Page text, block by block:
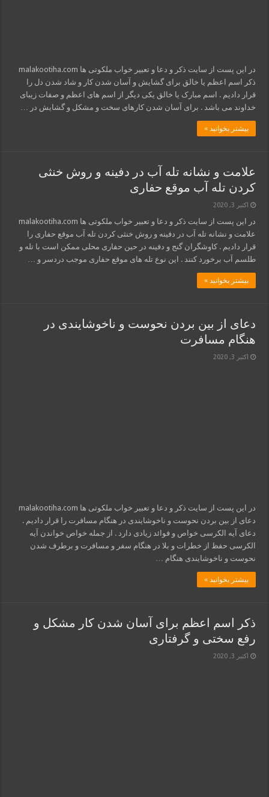
در این پست از سایت ذکر و دعا و تعبیر خواب ملکوتی ها malakootiha.com
ذکر اسم اعظم یا خالق برای گشایش و آسان شدن کار و شاد شدن دل را
قرار دادیم . اسم مبارک یا خالق یکی دیگر از اسم های اعظم و صفات زیبای
خداوند می باشد . برای آسان شدن کارهای سخت و مشکل و گشایش در …
بیشتر بخوانید »
علامت و نشانه تله آب در دفینه و روش خنثی
کردن تله آب موقع حفاری
اکتبر 3, 2020
در این پست از سایت ذکر و دعا و تعبیر خواب ملکوتی ها malakootiha.com
علامت و نشانه تله آب در دفینه و روش خنثی کردن تله آب موقع حفاری را
قرار دادیم . کاوشگران گنج و دفینه در حین حفاری محلی ممکن است با تله و
طلسم آب برخورد کنند . این نوع تله های موقع حفاری موجب دردسر و …
بیشتر بخوانید »
دعای از بین بردن نحوست و ناخوشایندی در
هنگام مسافرت
اکتبر 3, 2020
در این پست از سایت ذکر و دعا و تعبیر خواب ملکوتی ها malakootiha.com
دعای از بین بردن نحوست و ناخوشایندی در هنگام مسافرت را قرار دادیم .
دعای آیه الکرسی خواص و فوائد زیادی دارد . از جمله خواص خواندن آیه
الکرسی حفظ از خطرات و بلا در هنگام سفر و مسافرت و برطرف شدن
نحوست و ناخوشایندی هنگام …
بیشتر بخوانید »
ذکر اسم اعظم برای آسان شدن کار مشکل و
رفع سختی و گرفتاری
اکتبر 3, 2020